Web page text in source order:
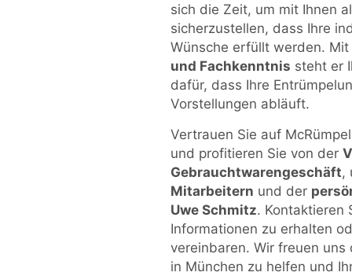
sich die Zeit, um mit Ihnen
sicherzustellen, dass Ihre
Wünsche erfüllt werden.
und Fachkenntnis steht er
dafür, dass Ihre
Vorstellungen abläuft.
Vertrauen Sie auf
und profitieren Sie von der
Gebrauchtwarengeschäft,
Mitarbeitern und der
Uwe Schmitz. Kontaktieren
Informationen zu erhalten
vereinbaren. Wir freuen uns
in München zu helfen und